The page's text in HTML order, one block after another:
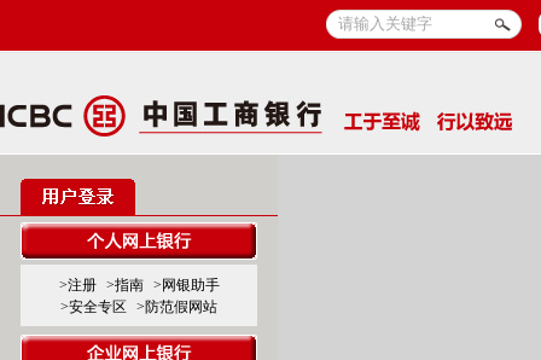
>注册 >指南
>网银助手
>安全专区
>防范假网站